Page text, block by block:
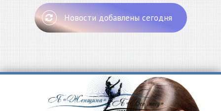
Новости добавлены сегодня